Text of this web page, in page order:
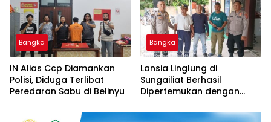
Bangka
IN Alias Ccp Diamankan
Polisi, Diduga Terlibat
Peredaran Sabu di Belinyu
Bangka
Lansia Linglung di
Sungailiat Berhasil
Dipertemukan dengan
Call Center 110